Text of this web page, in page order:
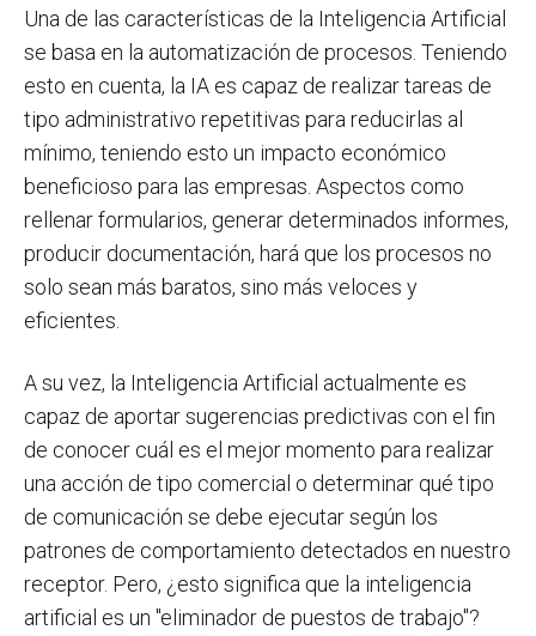
Una de las características de la Inteligencia Artificial
se basa en la automatización de procesos. Teniendo
esto en cuenta, la IA es capaz de realizar tareas de
tipo administrativo repetitivas para reducirlas al
mínimo, teniendo esto un impacto económico
beneficioso para las empresas. Aspectos como
rellenar formularios, generar determinados informes,
producir documentación, hará que los procesos no
solo sean más baratos, sino más veloces y
eficientes.
A su vez, la Inteligencia Artificial actualmente es
capaz de aportar sugerencias predictivas con el fin
de conocer cuál es el mejor momento para realizar
una acción de tipo comercial o determinar qué tipo
de comunicación se debe ejecutar según los
patrones de comportamiento detectados en nuestro
receptor. Pero, ¿esto significa que la inteligencia
artificial es un "eliminador de puestos de trabajo"?